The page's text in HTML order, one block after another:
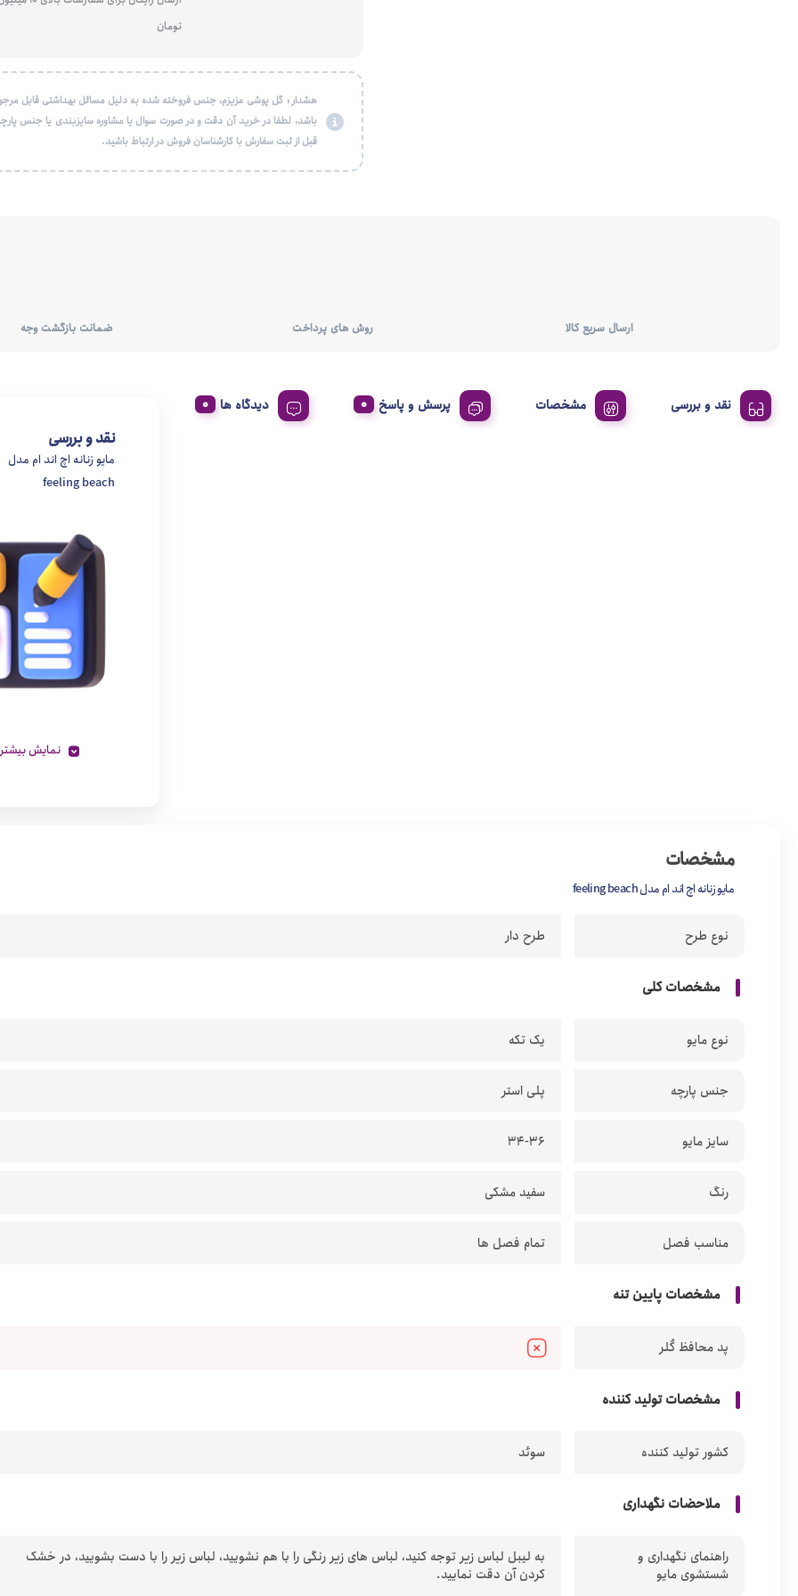
تومان
هشدار : گل پوشی عزیزم، جنس فروخته شده به دلیل مسائل بهداشتی قابل
باشد، لطفا در خرید آن دقت و در صورت سوال یا مشاوره سایزبندی یا جنس
قبل از ثبت سفارش با کارشناسان فروش در ارتباط باشید.
ارسال سریع کالا روش های پرداخت ضمانت بازگشت وجه
نقد و بررسی مشخصات پرسش و پاسخ دیدگاه ها
نقد و بررسی
مایو زنانه اچ اند ام مدل
feeling beach
نمایش بیشتر
مشخصات
مایو زنانه اچ اند ام مدل feeling beach
نوع طرح طرح دار
مشخصات کلی
نوع مایو یک تکه
جنس پارچه پلی استر
سایز مایو 34-36
رنگ سفید مشکی
مناسب فصل تمام فصل ها
مشخصات پایین تنه
پد محافظ کُلر
مشخصات تولید کننده
کشور تولید کننده سوئد
ملاحضات نگهداری
راهنمای نگهداری و
شستشوی مایو
به لیبل لباس زیر توجه کنید، لباس های زیر رنگی را با هم نشویید، لباس زیر را با دست بشویید، در خشک
کردن آن دقت نمایید.